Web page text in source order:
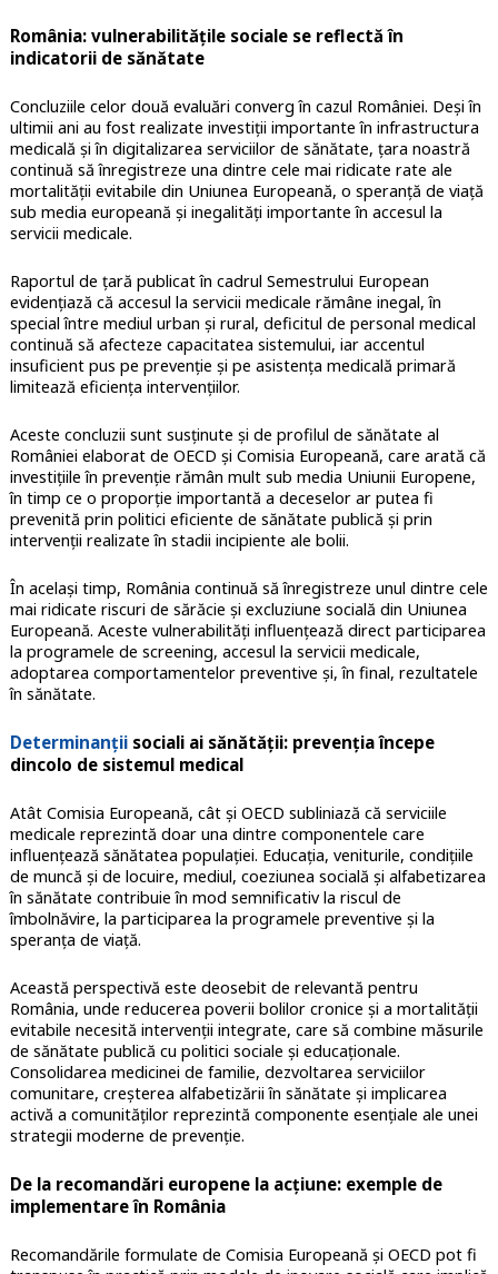
România: vulnerabilitățile sociale se reflectă în
indicatorii de sănătate
Concluziile celor două evaluări converg în cazul României. Deși în
ultimii ani au fost realizate investiții importante în infrastructura
medicală și în digitalizarea serviciilor de sănătate, țara noastră
continuă să înregistreze una dintre cele mai ridicate rate ale
mortalității evitabile din Uniunea Europeană, o speranță de viață
sub media europeană și inegalități importante în accesul la
servicii medicale.
Raportul de țară publicat în cadrul Semestrului European
evidențiază că accesul la servicii medicale rămâne inegal, în
special între mediul urban și rural, deficitul de personal medical
continuă să afecteze capacitatea sistemului, iar accentul
insuficient pus pe prevenție și pe asistența medicală primară
limitează eficiența intervențiilor.
Aceste concluzii sunt susținute și de profilul de sănătate al
României elaborat de OECD și Comisia Europeană, care arată că
investițiile în prevenție rămân mult sub media Uniunii Europene,
în timp ce o proporție importantă a deceselor ar putea fi
prevenită prin politici eficiente de sănătate publică și prin
intervenții realizate în stadii incipiente ale bolii.
În același timp, România continuă să înregistreze unul dintre cele
mai ridicate riscuri de sărăcie și excluziune socială din Uniunea
Europeană. Aceste vulnerabilități influențează direct participarea
la programele de screening, accesul la servicii medicale,
adoptarea comportamentelor preventive și, în final, rezultatele
în sănătate.
Determinanțiisociali ai sănătății: prevenția începe
dincolo de sistemul medical
Atât Comisia Europeană, cât și OECD subliniază că serviciile
medicale reprezintă doar una dintre componentele care
influențează sănătatea populației. Educația, veniturile, condițiile
de muncă și de locuire, mediul, coeziunea socială și alfabetizarea
în sănătate contribuie în mod semnificativ la riscul de
îmbolnăvire, la participarea la programele preventive și la
speranța de viață.
Această perspectivă este deosebit de relevantă pentru
România, unde reducerea poverii bolilor cronice și a mortalității
evitabile necesită intervenții integrate, care să combine măsurile
de sănătate publică cu politici sociale și educaționale.
Consolidarea medicinei de familie, dezvoltarea serviciilor
comunitare, creșterea alfabetizării în sănătate și implicarea
activă a comunităților reprezintă componente esențiale ale unei
strategii moderne de prevenție.
De la recomandări europene la acțiune: exemple de
implementare în România
Recomandările formulate de Comisia Europeană și OECD pot fi